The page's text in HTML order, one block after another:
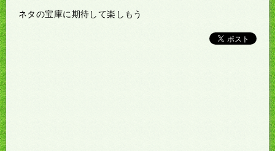
ネタの宝庫に期待して楽しもう